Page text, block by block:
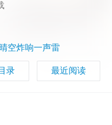
空炸响一声雷
录 最近阅读